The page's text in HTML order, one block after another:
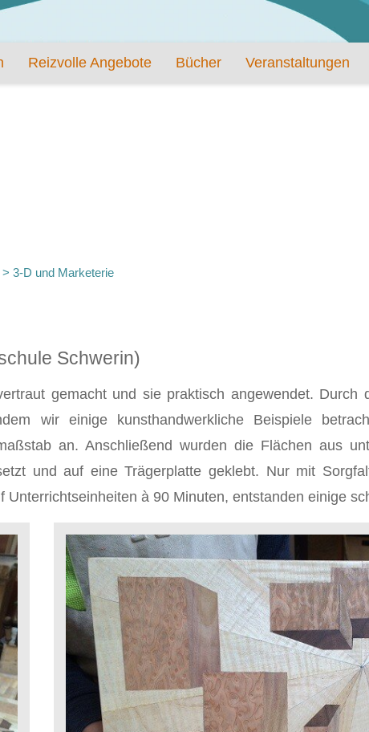
Reizvolle Angebote Bücher Veranstaltungen
> 3-D und Marketerie
Schwerin)
gemacht und sie praktisch angewendet. Durch
wir einige kunsthandwerkliche Beispiele
an. Anschließend wurden die Flächen aus
und auf eine Trägerplatte geklebt. Nur mit
à 90 Minuten, entstanden einige